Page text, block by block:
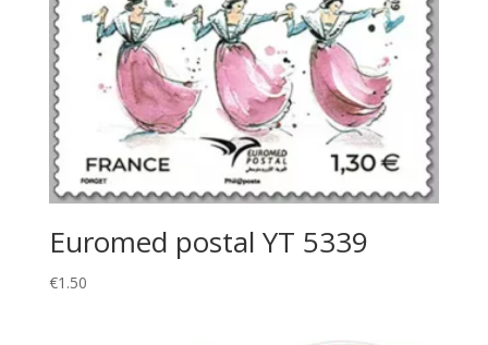
Euromed postal YT 5339
€1.50